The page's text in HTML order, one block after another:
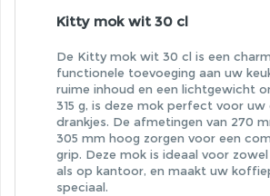
Kitty mok wit 30 cl
De Kitty mok wit 30 cl is een
functionele toevoeging aan uw
ruime inhoud en een lichtgewicht
315 g, is deze mok perfect voor uw
drankjes. De afmetingen van 270
305 mm hoog zorgen voor een
grip. Deze mok is ideaal voor
als op kantoor, en maakt uw
speciaal.